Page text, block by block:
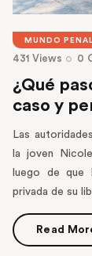
MUNDO
431 Views 0
¿Qué
caso y
Las
la joven
luego de que
privada de su
Read